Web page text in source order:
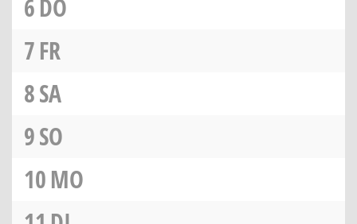
6DO
7FR
8SA
9SO
10MO